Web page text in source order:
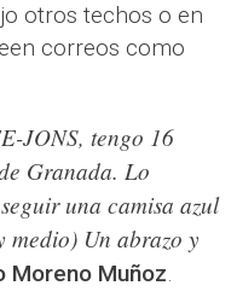
otros techos o en
correos como
JONS, tengo 16
Granada. Lo
una camisa azul
Un abrazo y
Moreno Muñoz.